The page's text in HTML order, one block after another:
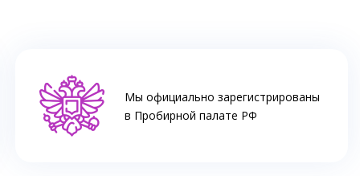
Мы официально зарегистрированы
в Пробирной палате РФ